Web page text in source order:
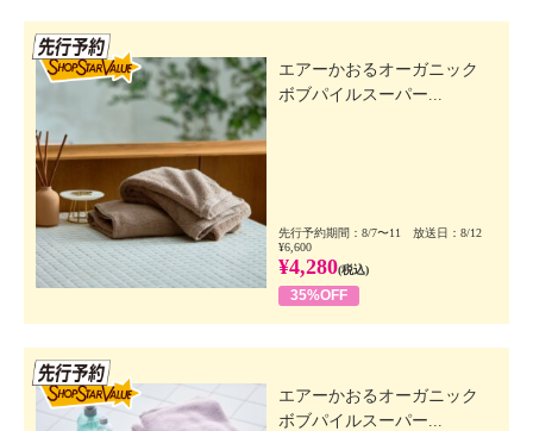
エアーかおるオーガニック
ボブパイルスーパー...
先行予約期間：8/7〜11 放送日：8/12
¥6,600
¥4,280(税込)
35%OFF
エアーかおるオーガニック
ボブパイルスーパー...